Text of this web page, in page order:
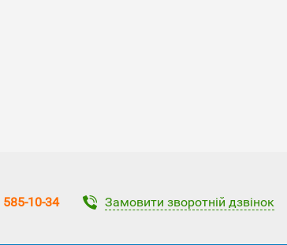
10-34 Замовити зворотній дзвінок